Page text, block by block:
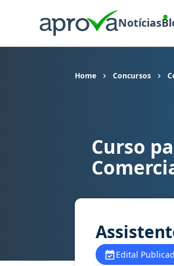
Notícias
Home Concursos
Curso para concurso
Curso
Edital